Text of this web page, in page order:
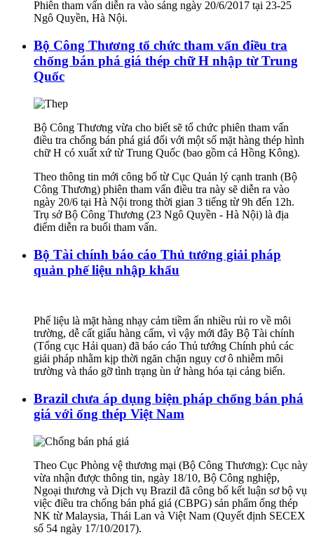
Phiên tham vấn diễn ra vào sáng ngày 20/6/2017 tại 23-25
Ngô Quyền, Hà Nội.
Bộ Công Thương tổ chức tham vấn điều tra
chống bán phá giá thép chữ H nhập từ Trung
Quốc
Bộ Công Thương vừa cho biết sẽ tổ chức phiên tham vấn
điều tra chống bán phá giá đối với một số mặt hàng thép hình
chữ H có xuất xứ từ Trung Quốc (bao gồm cả Hồng Kông).
Theo thông tin mới công bố từ Cục Quản lý cạnh tranh (Bộ
Công Thương) phiên tham vấn điều tra này sẽ diễn ra vào
ngày 20/6 tại Hà Nội trong thời gian 3 tiếng từ 9h đến 12h.
Trụ sở Bộ Công Thương (23 Ngô Quyền - Hà Nội) là địa
điểm diễn ra buổi tham vấn.
Bộ Tài chính báo cáo Thủ tướng giải pháp
quản phế liệu nhập khẩu
Phế liệu là mặt hàng nhạy cảm tiềm ẩn nhiều rủi ro về môi
trường, dễ cất giấu hàng cấm, vì vậy mới đây Bộ Tài chính
(Tổng cục Hải quan) đã báo cáo Thủ tướng Chính phủ các
giải pháp nhằm kịp thời ngăn chặn nguy cơ ô nhiễm môi
trường và tháo gỡ tình trạng ùn ứ hàng hóa tại cảng biển.
Brazil chưa áp dụng biện pháp chống bán phá
giá với ống thép Việt Nam
Theo Cục Phòng vệ thương mại (Bộ Công Thương): Cục này
vừa nhận được thông tin, ngày 18/10, Bộ Công nghiệp,
Ngoại thương và Dịch vụ Brazil đã công bố kết luận sơ bộ vụ
việc điều tra chống bán phá giá (CBPG) sản phẩm ống thép
NK từ Malaysia, Thái Lan và Việt Nam (Quyết định SECEX
số 54 ngày 17/10/2017).